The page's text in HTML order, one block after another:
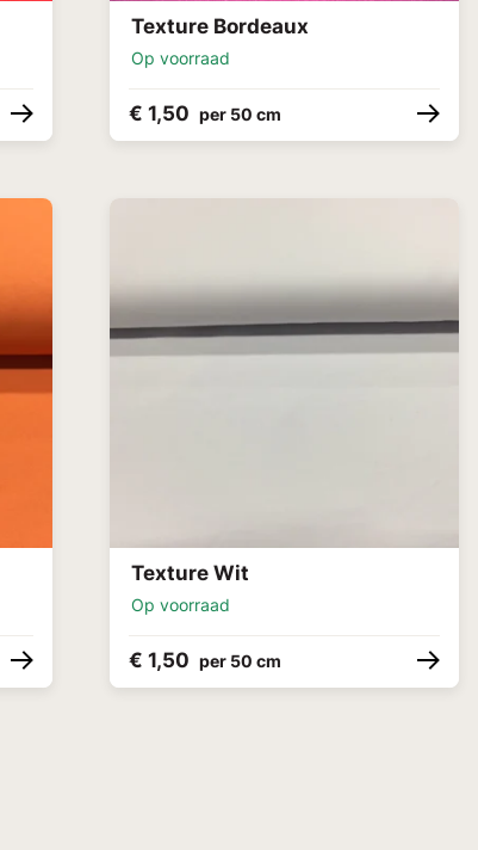
Texture Bordeaux
Op voorraad
€ 1,50 per 50 cm
Texture Wit
Op voorraad
€ 1,50 per 50 cm